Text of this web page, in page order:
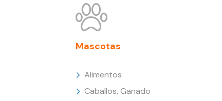
Mascotas
Alimentos
Caballos, Ganado